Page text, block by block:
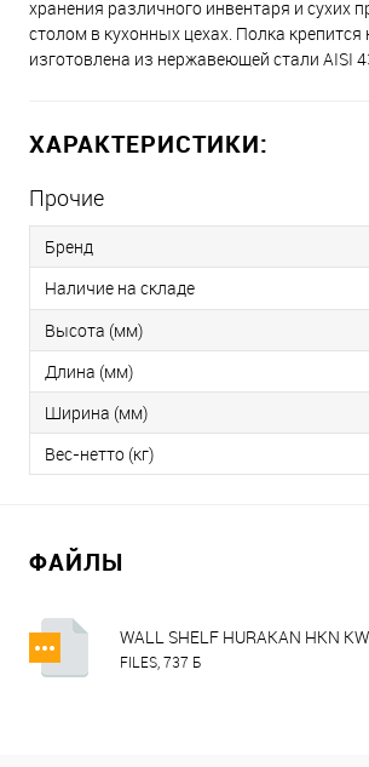
хранения различного инвентаря и
столом в кухонных цехах. Полка
изготовлена из нержавеющей стали AISI
ХАРАКТЕРИСТИКИ:
Прочие
Бренд
Наличие на складе
Высота (мм)
Длина (мм)
Ширина (мм)
Вес-нетто (кг)
ФАЙЛЫ
WALL SHELF HURAKAN HKN
FILES, 737 Б